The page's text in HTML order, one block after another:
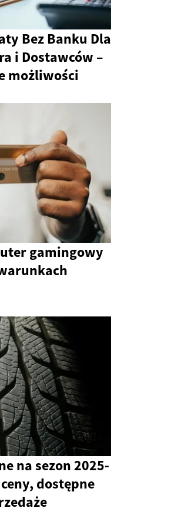
Bez Banku Dla
i Dostawców –
możliwości
gamingowy
na sezon 2025-
dostępne